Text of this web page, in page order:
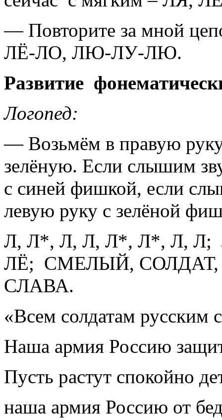
— Повторите за мной
ЛЁ-ЛО, ЛЮ-ЛУ-ЛЮ.
Развитие
Логопед:
— Возьмём в правую
зелёную. Если слышим
с синей фишкой, если
левую руку с зелёной
Л, Л*, Л, Л, Л*, Л*, Л,
ЛЁ; СМЕЛЫЙ,
СЛАВА.
«Всем солдатам русским
Наша армия Россию
Пусть растут спокойно
наша армия Россию от